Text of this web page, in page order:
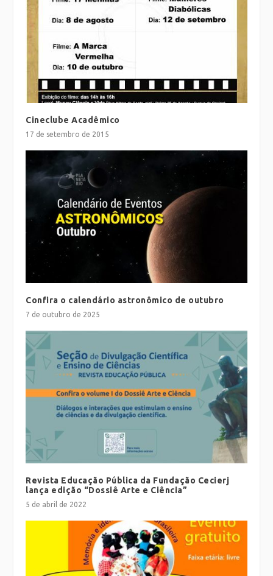
Cineclube Acadêmico
17 de setembro de 2015
Confira o calendário astronômico de outubro
7 de outubro de 2025
Revista Educação Pública da Fundação Cecierj
lança edição “Dossiê Arte e Ciência”
5 de abril de 2022